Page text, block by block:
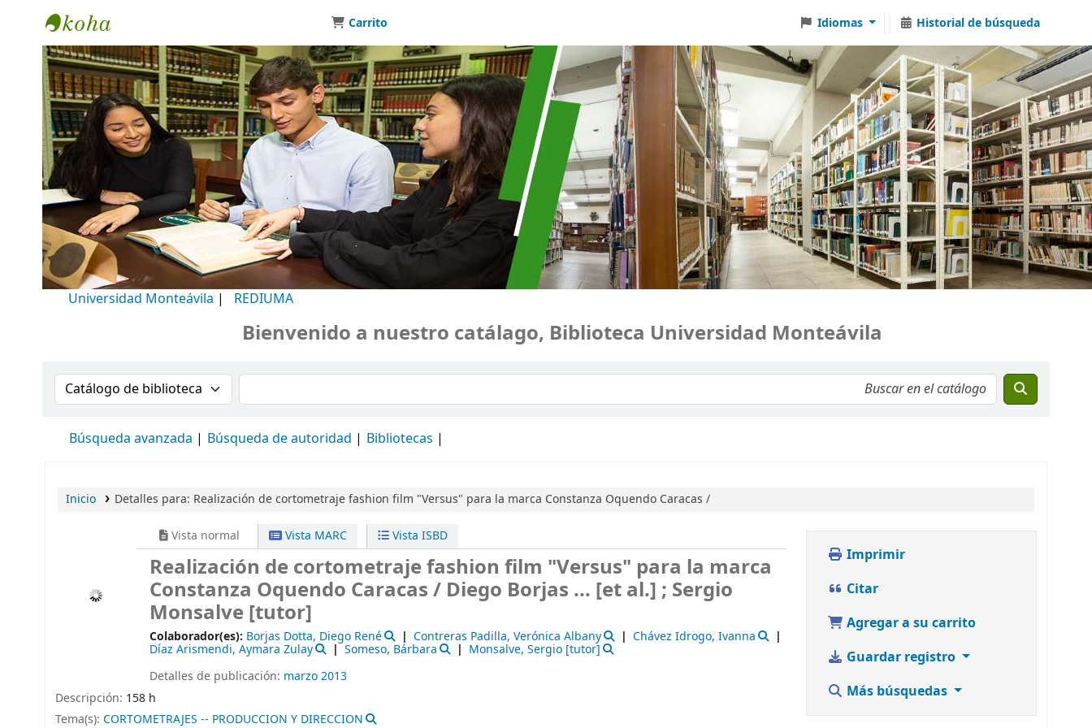
Biblioteca Universidad Monteávila
Carrito Idiomas Historial de búsqueda
Universidad Monteávila | REDIUMA
Bienvenido a nuestro catálago, Biblioteca Universidad Monteávila
Buscar en el catálogo por:Buscar en el catálogo
Búsqueda avanzada Búsqueda de autoridad Bibliotecas
Inicio Detalles para: Realización de cortometraje fashion film "Versus" para la marca Constanza Oquendo Caracas /
Vista normal Vista MARC Vista ISBD
Realización de cortometraje fashion film "Versus" para la marca
Constanza Oquendo Caracas / Diego Borjas ... [et al.] ; Sergio
Monsalve [tutor]
Colaborador(es): Borjas Dotta, Diego René Contreras Padilla, Verónica Albany Chávez Idrogo, Ivanna
Díaz Arismendi, Aymara Zulay Someso, Bárbara Monsalve, Sergio[tutor]
Detalles de publicación: marzo 2013
Descripción: 158 h
Tema(s): CORTOMETRAJES -- PRODUCCION Y DIRECCION
Imprimir
Citar
Agregar a su carrito
Guardar registro
Más búsquedas